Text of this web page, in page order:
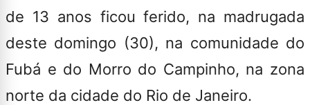
de 13 anos ficou ferido, na madrugada
deste domingo (30), na comunidade do
Fubá e do Morro do Campinho, na zona
norte da cidade do Rio de Janeiro.